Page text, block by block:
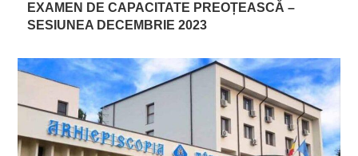
EXAMEN DE CAPACITATE PREOȚEASCĂ –
SESIUNEA DECEMBRIE 2023